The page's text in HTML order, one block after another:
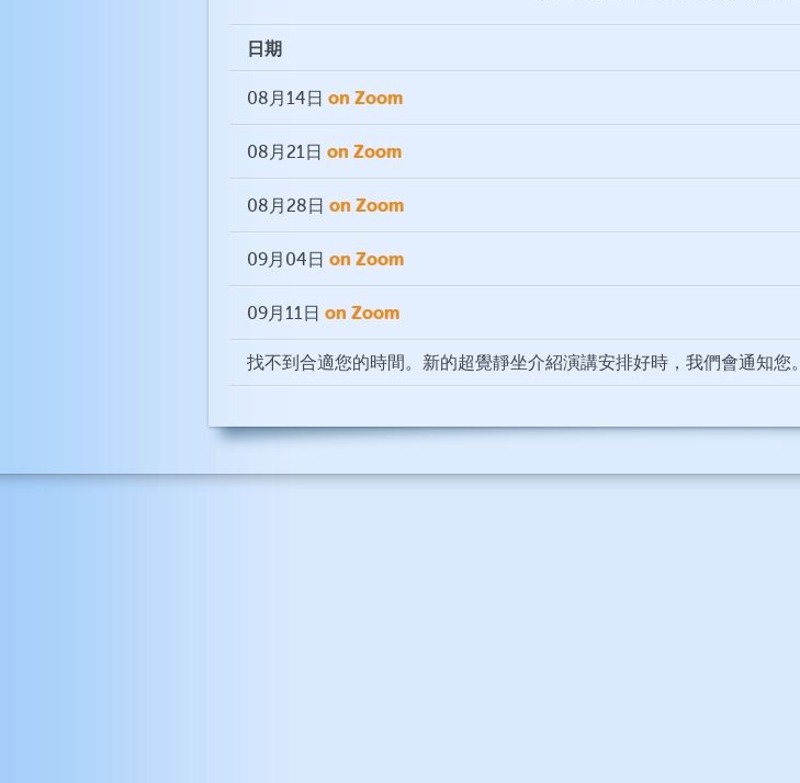
日期
08月14日 on Zoom
08月21日 on Zoom
08月28日 on Zoom
09月04日 on Zoom
09月11日 on Zoom
找不到合適您的時間。新的超覺靜坐介紹演講安排好時，我們會通知您。